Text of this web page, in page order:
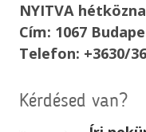
NYITVA
Cím: 1067
Telefon: +3630/
Kérdésed van?